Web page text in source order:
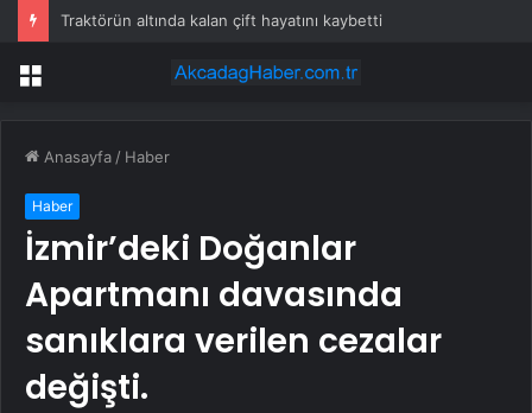
Traktörün altında kalan çift hayatını kaybetti
Menü
Anasayfa / Haber
Haber
İzmir’deki Doğanlar
Apartmanı davasında
sanıklara verilen cezalar
değişti.